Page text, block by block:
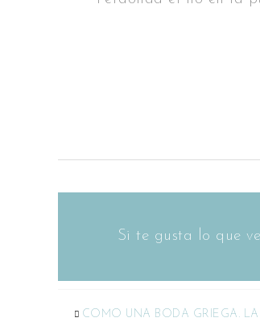
Si te gusta lo que
COMO UNA BODA GRIEGA.